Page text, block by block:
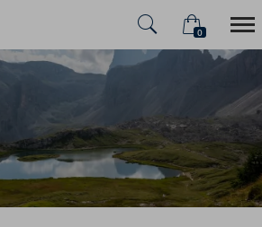
0
Warenkorb ist leer